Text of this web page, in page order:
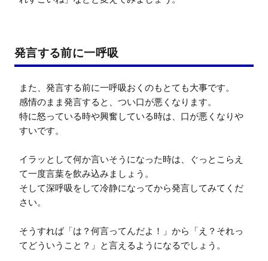
発言する前に一呼吸
また、発言する前に一呼吸おくのもとても大事です。
感情のまま発言すると、つい口が悪くなります。
特に怒っている時や興奮している時は、口が悪くなりや
すいです。
イラッとして何か言いそうになった時は、ぐっとこらえ
て一度言葉を飲み込みましょう。
そして深呼吸をして冷静になってから発言してみてくだ
さい。
そうすれば「は？何言ってんだよ！」から「え？それっ
てどういうこと？」と言えるようになるでしょう。